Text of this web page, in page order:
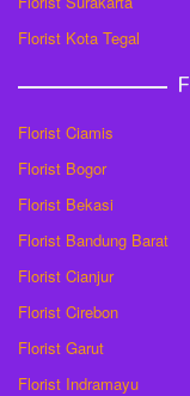
Florist Kota Tegal
Florist Ciamis
Florist Bogor
Florist Bekasi
Florist Bandung Barat
Florist Cianjur
Florist Cirebon
Florist Garut
Florist Indramayu